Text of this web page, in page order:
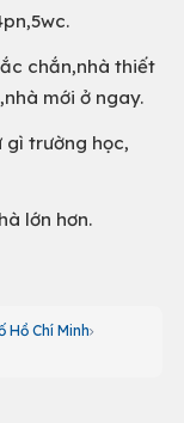
chắn,nhà thiết
mới ở ngay.
gì trường học,
lớn hơn.
Hồ Chí Minh